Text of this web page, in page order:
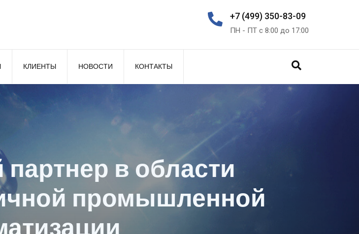
+7 (499) 350-83-09
ПН - ПТ с 8:00 до 17:00
КЛИЕНТЫ НОВОСТИ КОНТАКТЫ
и эффективность
активов